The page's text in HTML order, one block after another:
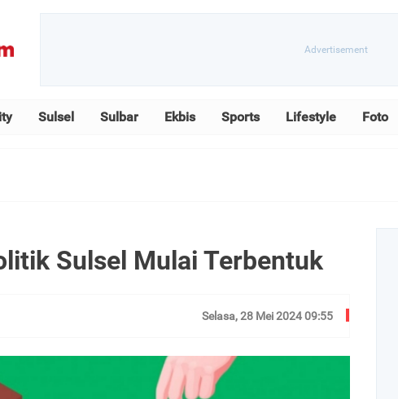
Sulsel Sulbar Ekbis Sports Lifestyle Foto
Sulsel Mulai Terbentuk
Selasa, 28 Mei 2024 09:55